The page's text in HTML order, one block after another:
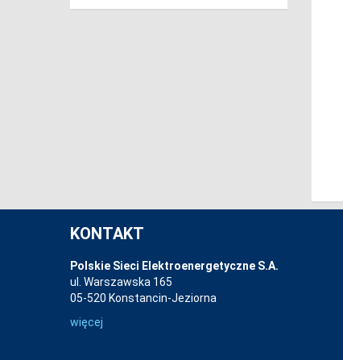
KONTAKT
Polskie Sieci Elektroenergetyczne S.A.
ul. Warszawska 165
05-520 Konstancin-Jeziorna
więcej